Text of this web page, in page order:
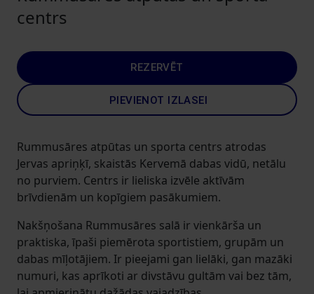
centrs
REZERVĒT
PIEVIENOT IZLASEI
Rummusāres atpūtas un sporta centrs atrodas
Jervas apriņķī, skaistās Kervemā dabas vidū, netālu
no purviem. Centrs ir lieliska izvēle aktīvām
brīvdienām un kopīgiem pasākumiem.
Nakšņošana Rummusāres salā ir vienkārša un
praktiska, īpaši piemērota sportistiem, grupām un
dabas mīļotājiem. Ir pieejami gan lielāki, gan mazāki
numuri, kas aprīkoti ar divstāvu gultām vai bez tām,